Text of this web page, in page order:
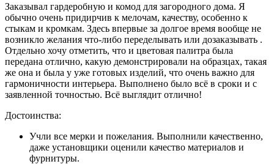
Заказывал гардеробную и комод для загородного дома. Я
обычно очень придирчив к мелочам, качеству, особенно к
стыкам и кромкам. Здесь впервые за долгое время вообще не
возникло желания что-либо переделывать или дозаказывать .
Отдельно хочу отметить, что и цветовая палитра была
передана отлично, какую демонстрировали на образцах, такая
же она и была у уже готовых изделий, что очень важно для
гармоничности интерьера. Выполнено было всё в сроки и с
заявленной точностью. Всё выглядит отлично!
Достоинства:
Учли все мерки и пожелания. Выполнили качественно,
даже установщики оценили качество материалов и
фурнитуры.